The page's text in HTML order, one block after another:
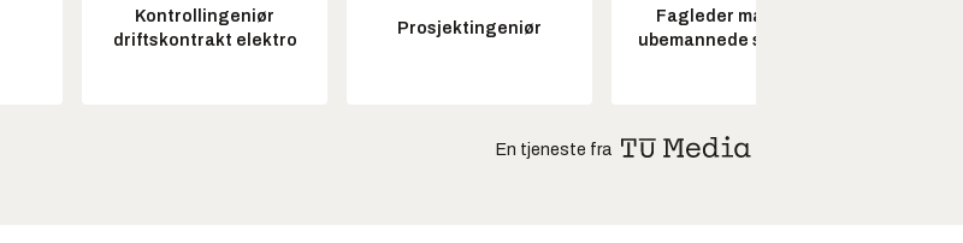
Kontrollingeniør
driftskontrakt elektro
Prosjektingeniør
Fagleder maritime
ubemannede systemer
En tjeneste fra